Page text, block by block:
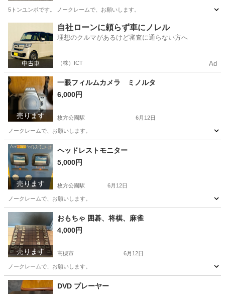
5トンユンボです。 ノークレームで、お願いします。
彩都西駅 その他 ユンボ
自社ローンに頼らず車にノレル
理想のクルマがあるけど審査に通らない方へ
（株）ICT Ad
売ります
一眼フィルムカメラ ミノルタ
6,000円
枚方公園駅 6月12日
ノークレームで、お願いします。
大阪 高槻市 枚方公園駅 カメラ
売ります
ヘッドレストモニター
5,000円
枚方公園駅 6月12日
ノークレームで、お願いします。
大阪 高槻市 枚方公園駅 パーツ ヘッドレスト
売ります
おもちゃ 囲碁、将棋、麻雀
4,000円
高槻市 6月12日
ノークレームで、お願いします。
大阪 高槻市 囲碁、将棋、麻雀
DVD プレーヤー